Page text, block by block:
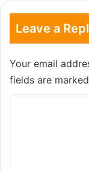
Leave a
Your email
fields are marked